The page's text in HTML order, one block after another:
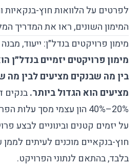
לפרטים על הלוואות חוץ-בנקאיות
המימון השונים, ראו את המדריך
מימון פרויקטים בנדל״ן: ייעוד,
מימון פרויקטים יזמיים בנדל״ן
בין מה שבנקים מציעים לבין מה
מציעים הוא הגדול ביותר.בנקים
20%–40% הון עצמי מסך
על יזמים קטנים ובינוניים לבצע
בלבד, בהתאם לנתוני הפרויקט.